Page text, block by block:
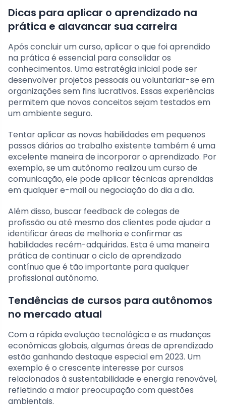
Dicas para aplicar o aprendizado na
prática e alavancar sua carreira
Após concluir um curso, aplicar o que foi aprendido
na prática é essencial para consolidar os
conhecimentos. Uma estratégia inicial pode ser
desenvolver projetos pessoais ou voluntariar-se em
organizações sem fins lucrativos. Essas experiências
permitem que novos conceitos sejam testados em
um ambiente seguro.
Tentar aplicar as novas habilidades em pequenos
passos diários ao trabalho existente também é uma
excelente maneira de incorporar o aprendizado. Por
exemplo, se um autônomo realizou um curso de
comunicação, ele pode aplicar técnicas aprendidas
em qualquer e-mail ou negociação do dia a dia.
Além disso, buscar feedback de colegas de
profissão ou até mesmo dos clientes pode ajudar a
identificar áreas de melhoria e confirmar as
habilidades recém-adquiridas. Esta é uma maneira
prática de continuar o ciclo de aprendizado
contínuo que é tão importante para qualquer
profissional autônomo.
Tendências de cursos para autônomos
no mercado atual
Com a rápida evolução tecnológica e as mudanças
econômicas globais, algumas áreas de aprendizado
estão ganhando destaque especial em 2023. Um
exemplo é o crescente interesse por cursos
relacionados à sustentabilidade e energia renovável,
refletindo a maior preocupação com questões
ambientais.